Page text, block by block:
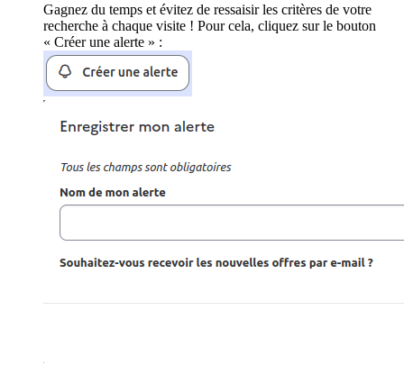
Gagnez du temps et évitez de ressaisir les critères de votre
recherche à chaque visite ! Pour cela, cliquez sur le bouton
« Créer une alerte » :